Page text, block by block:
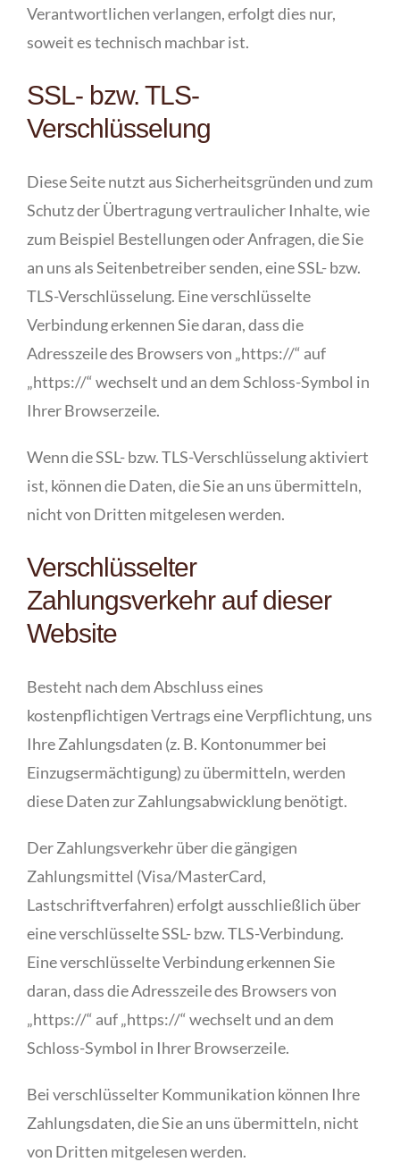
Verantwortlichen verlangen, erfolgt dies nur,
soweit es technisch machbar ist.
SSL- bzw. TLS-
Verschlüsselung
Diese Seite nutzt aus Sicherheitsgründen und zum
Schutz der Übertragung vertraulicher Inhalte, wie
zum Beispiel Bestellungen oder Anfragen, die Sie
an uns als Seitenbetreiber senden, eine SSL- bzw.
TLS-Verschlüsselung. Eine verschlüsselte
Verbindung erkennen Sie daran, dass die
Adresszeile des Browsers von „https://“ auf
„https://“ wechselt und an dem Schloss-Symbol in
Ihrer Browserzeile.
Wenn die SSL- bzw. TLS-Verschlüsselung aktiviert
ist, können die Daten, die Sie an uns übermitteln,
nicht von Dritten mitgelesen werden.
Verschlüsselter
Zahlungsverkehr auf dieser
Website
Besteht nach dem Abschluss eines
kostenpflichtigen Vertrags eine Verpflichtung, uns
Ihre Zahlungsdaten (z. B. Kontonummer bei
Einzugsermächtigung) zu übermitteln, werden
diese Daten zur Zahlungsabwicklung benötigt.
Der Zahlungsverkehr über die gängigen
Zahlungsmittel (Visa/MasterCard,
Lastschriftverfahren) erfolgt ausschließlich über
eine verschlüsselte SSL- bzw. TLS-Verbindung.
Eine verschlüsselte Verbindung erkennen Sie
daran, dass die Adresszeile des Browsers von
„https://“ auf „https://“ wechselt und an dem
Schloss-Symbol in Ihrer Browserzeile.
Bei verschlüsselter Kommunikation können Ihre
Zahlungsdaten, die Sie an uns übermitteln, nicht
von Dritten mitgelesen werden.